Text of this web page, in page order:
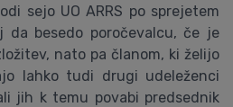
sejo UO ARRS po sprejetem
da besedo poročevalcu, če je
nato pa članom, ki želijo
lahko tudi drugi udeleženci
jih k temu povabi predsednik